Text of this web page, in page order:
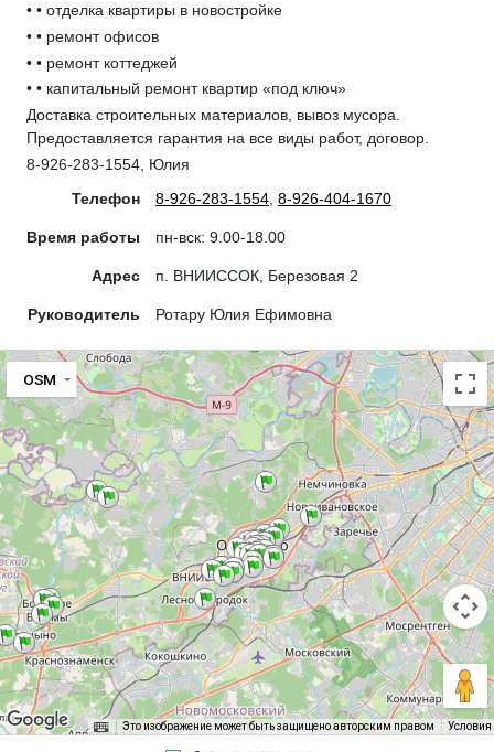
• • отделка квартиры в новостройке
• • ремонт офисов
• • ремонт коттеджей
• • капитальный ремонт квартир «под ключ»
Доставка строительных материалов, вывоз мусора.
Предоставляется гарантия на все виды работ, договор.
8-926-283-1554, Юлия
Телефон
8-926-283-1554 8-926-404-1670
Время работы пн-вск: 9.00-18.00
Адрес п. ВНИИССОК, Березовая 2
Руководитель Ротару Юлия Ефимовна
OSM
Это изображение может быть защищено авторским правом Условия